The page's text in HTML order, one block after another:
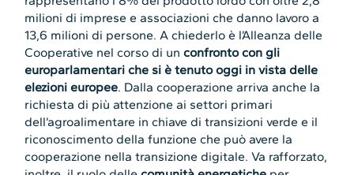
milioni di imprese e associazioni che danno lavoro a
13,6 milioni di persone. A chiederlo è l’Alleanza delle
Cooperative nel corso di unconfronto con gli
europarlamentari che si è tenuto oggi in vista delle
elezioni europee. Dalla cooperazione arriva anche la
richiesta di più attenzione ai settori primari
dell’agroalimentare in chiave di transizioni verde e il
riconoscimento della funzione che può avere la
cooperazione nella transizione digitale. Va rafforzato,